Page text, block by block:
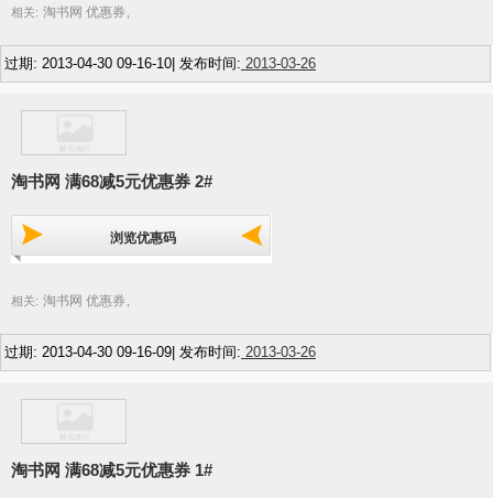
相关: 淘书网 优惠券
过期: 2013-04-30 09-16-10| 发布时间: 2013-03-26
淘书网 满68减5元优惠券 2#
浏览优惠码
相关: 淘书网 优惠券
过期: 2013-04-30 09-16-09| 发布时间: 2013-03-26
淘书网 满68减5元优惠券 1#